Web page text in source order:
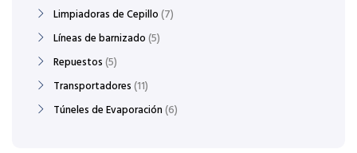
Limpiadoras de Cepillo 7
Líneas de barnizado 5
Repuestos 5
Transportadores 11
Túneles de Evaporación 6